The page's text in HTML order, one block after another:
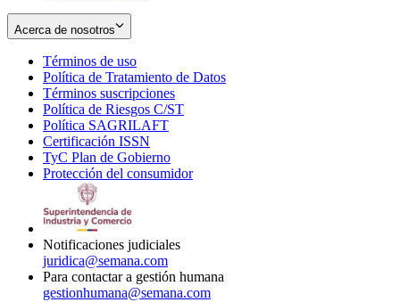
Acerca de nosotros
Términos de uso
in
new
window
Política de Tratamiento de Datos
Términos suscripciones
in
Política de Riesgos C/ST
Política SAGRILAFT
new
window
Certificación ISSN
in
new
TyC Plan de Gobierno
in
Protección del consumidorOpens
Notificaciones judiciales
juridica@semana.com
Para contactar a gestión humana
gestionhumana@semana.com